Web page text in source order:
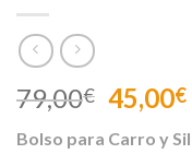
79,00€ El
precio
45,00€El
Bolso para Carro y